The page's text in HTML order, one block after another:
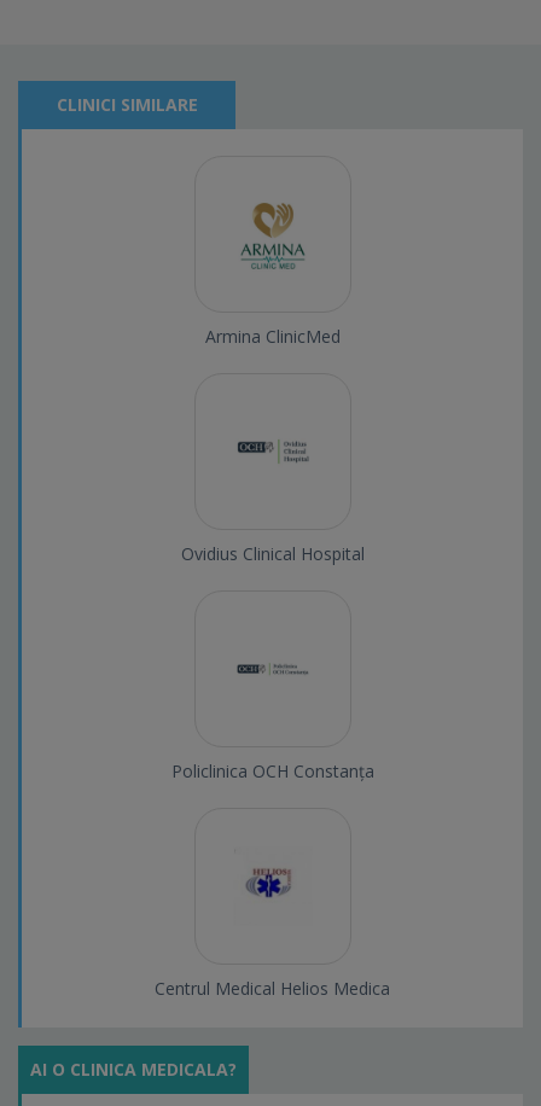
CLINICI SIMILARE
Armina ClinicMed
Ovidius Clinical Hospital
Policlinica OCH Constanța
Centrul Medical Helios Medica
AI O CLINICA MEDICALA?